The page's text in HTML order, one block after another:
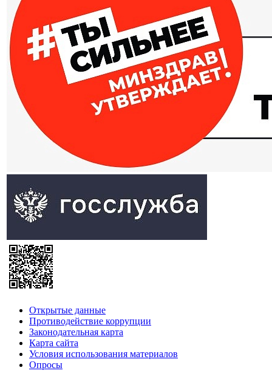
Открытые данные
Противодействие коррупции
Законодательная карта
Карта сайта
Условия использования материалов
Опросы